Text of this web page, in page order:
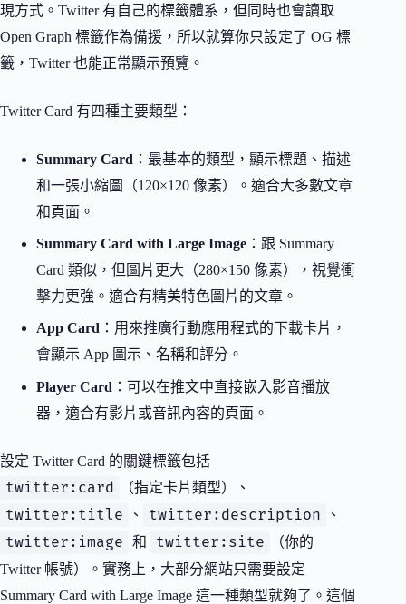
現方式。Twitter 有自己的標籤體系，但同時也會讀取
Open Graph 標籤作為備援，所以就算你只設定了 OG 標
籤，Twitter 也能正常顯示預覽。
Twitter Card 有四種主要類型：
Summary Card ：最基本的類型，顯示標題、描述
和一張小縮圖（120×120 像素）。適合大多數文章
和頁面。
Summary Card with Large Image ：跟 Summary
Card 類似，但圖片更大（280×150 像素），視覺衝
擊力更強。適合有精美特色圖片的文章。
App Card ：用來推廣行動應用程式的下載卡片，
會顯示 App 圖示、名稱和評分。
Player Card ：可以在推文中直接嵌入影音播放
器，適合有影片或音訊內容的頁面。
設定 Twitter Card 的關鍵標籤包括
twitter:card （指定卡片類型）、
twitter:title 、 twitter:description 、
twitter:image 和 twitter:site
（你的
Twitter 帳號）。實務上，大部分網站只需要設定
Summary Card with Large Image 這一種類型就夠了。這個